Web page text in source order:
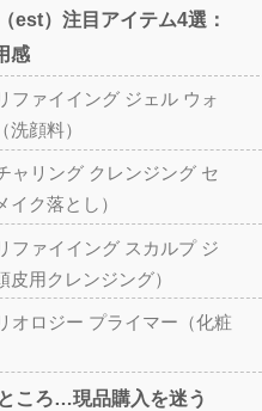
est）注目アイテム4選：
感
ファイイング ジェル ウォ
洗顔料）
ャリング クレンジング セ
イク落とし）
ファイイング スカルプ ジ
皮用クレンジング）
オロジー プライマー（化粧
ころ…現品購入を迷う